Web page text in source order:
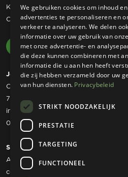
Klachtenregeling
Contact
Josta Tuinmachines
Ommerweg 49
7797 RC Rheezerveen
info@jostatuinmachines.nl
06 - 50 60 46 07
Showroom
Als u werktuigen wilt komen
contact met ons op om een afspraak
We gebruiken cookies om inhoud en
advertenties te personaliseren en
verkeer te analyseren. We delen ook
informatie over uw gebruik van
met onze advertentie- en
die deze kunnen combineren met
informatie die u aan hen heeft
die zij hebben verzameld door uw
van hun diensten. Privacybeleid
STRIKT NOODZAKELIJK
PRESTATIE
TARGETING
FUNCTIONEEL